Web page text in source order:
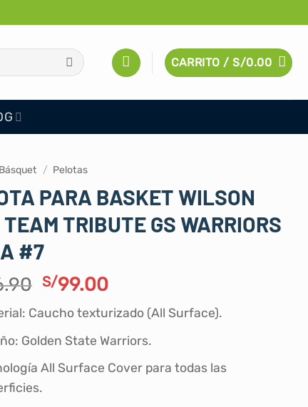
CARRITO /S/0.00
Básquet / Pelotas
PARA BASKET WILSON
TRIBUTE GS WARRIORS
#7
El
precio
original
era:
S/126.90.
S/99.00El
precio
actual
es:
S/99.00.
Caucho texturizado (All Surface).
Golden State Warriors.
All Surface Cover para todas las